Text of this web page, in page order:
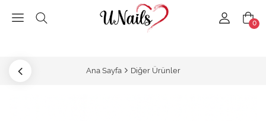
0
Ana Sayfa Diğer Ürünler